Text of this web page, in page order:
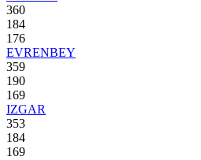
360
184
176
EVRENBEY
359
190
169
IZGAR
353
184
169